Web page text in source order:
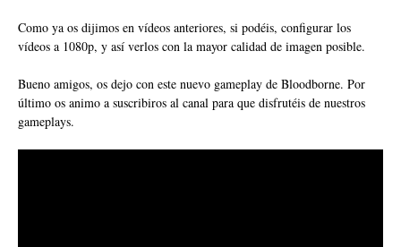
Como ya os dijimos en vídeos anteriores, si podéis, configurar los
vídeos a 1080p, y así verlos con la mayor calidad de imagen posible.
Bueno amigos, os dejo con este nuevo gameplay de Bloodborne. Por
último os animo a suscribiros al canal para que disfrutéis de nuestros
gameplays.